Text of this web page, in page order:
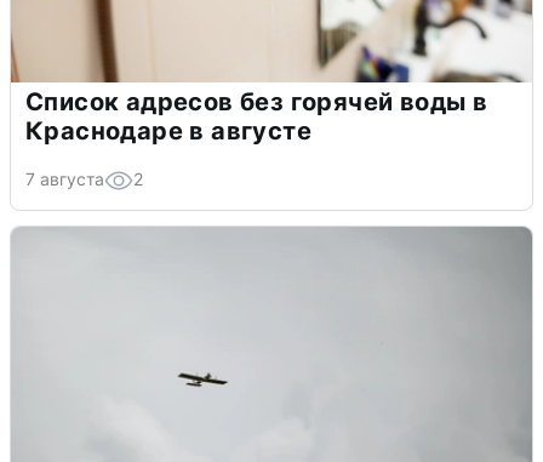
Список адресов без горячей воды в
Краснодаре в августе
7 августа 2